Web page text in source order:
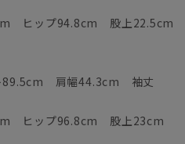
ヒップ94.8cm 股上22.5cm
89.5cm 肩幅44.3cm 袖丈
ヒップ96.8cm 股上23cm